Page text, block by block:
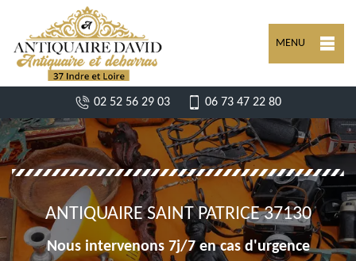
MENU
02 52 56 29 03 06 73 47 22 80
ANTIQUAIRE SAINT PATRICE 37130
Nous intervenons 7j/7 en cas d'urgence